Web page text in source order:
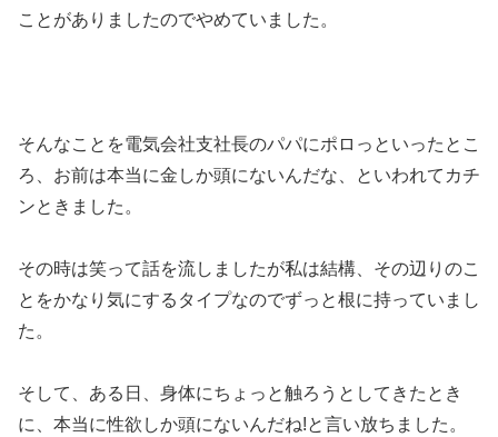
ことがありましたのでやめていました。
そんなことを電気会社支社長のパパにポロっといったとこ
ろ、お前は本当に金しか頭にないんだな、といわれてカチ
ンときました。
その時は笑って話を流しましたが私は結構、その辺りのこ
とをかなり気にするタイプなのでずっと根に持っていまし
た。
そして、ある日、身体にちょっと触ろうとしてきたとき
に、本当に性欲しか頭にないんだね!と言い放ちました。